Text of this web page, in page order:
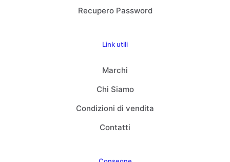
Recupero Password
Link utili
Marchi
Chi Siamo
Condizioni di vendita
Contatti